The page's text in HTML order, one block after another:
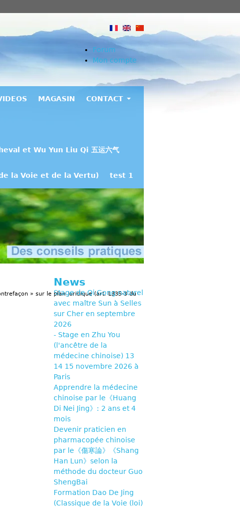
Forum
Mon compte
MAGASIN CONTACT
et Wu Yun Liu Qi 五运六气
la Voie et de la Vertu) test 1
News
Stage de Qi Gong naturel
avec maître Sun à Selles
sur Cher en septembre
2026
- Stage en Zhu You
(l'ancêtre de la
médecine chinoise) 13
14 15 novembre 2026 à
Paris
Apprendre la médecine
chinoise par le《Huang
Di Nei Jing》: 2 ans et 4
mois
Devenir praticien en
pharmacopée chinoise
par le《傷寒論》《Shang
Han Lun》selon la
méthode du docteur Guo
ShengBai
Formation Dao De Jing
(Classique de la Voie (loi)
» sur le plan juridique (art. L335-3 du